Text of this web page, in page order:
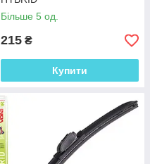
Більше 5 од.
215 ₴
Купити